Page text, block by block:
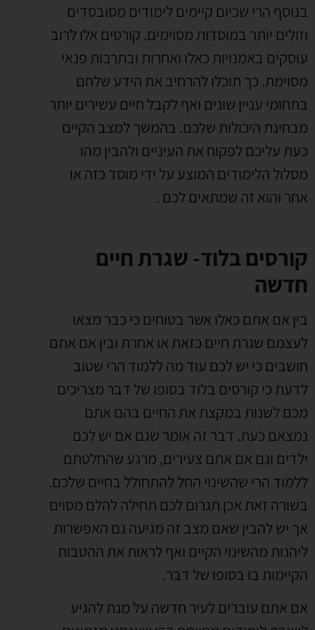
בנוסף הרי שכיום קיימים לימודים מסובסדים
וזולים יותר במוסדות מסוימים. קורסים אלו לרוב
עוסקים באמנויות כאלו ואחרות ובתרבות פנאי
מסוימת. כך תוכלו להרחיב את הידע שלחם
בתחומי עניין שונים ואף לקבל חיים עשירים יותר
מבחינת היכולות שלכם. בהמשך למצב הקיים
כעת עליכם לפקוח את העיניים ולהבין מהו
מסלול הלימודים המוצע על ידי מוסד כזה או
אחר והוא זה שמתאים לכם .
קורסים בלוד- שגרת חיים
חדשה
בין אם אתם כאלו אשר בטוחים כי כבר מצאו
לעצמם שגרת חיים כזאת או אחרת ובין אם אתם
חושבים כי יש לכם עוד מה ללמוד הרי שטוב
לדעת כי קורסים בלוד בסופו של דבר מצריכים
מכם לשנות במקצת את החיים בהם אתם
נמצאם כעת. דבר זה אומר שגם אם יש לכם
ילדים וגם אם אתם צעירים, מרגע שהחלטתם
ללמוד הרי שהשינוי החל להתחולל בחיים שלכם.
בשורה זאת אכן תגרום לכם תחילה להלם מסוים
אך יש להבין שאם מצב זה מגיעה גם האפשרות
ליהנות מהשינוי הקיים ואף לראות את ההטבות
הקיימות בו בסופו של דבר.
אם אתם עוברים לעיר חדשה על מנת להגיע